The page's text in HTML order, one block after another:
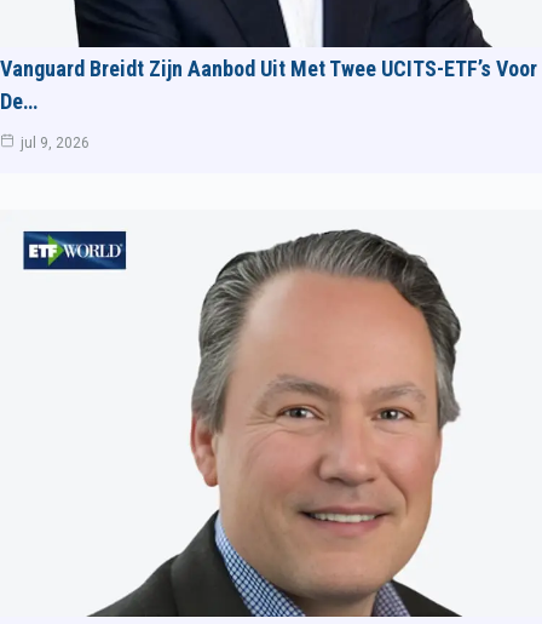
Vanguard Breidt Zijn Aanbod Uit Met Twee UCITS-ETF’s Voor
De…
jul 9, 2026